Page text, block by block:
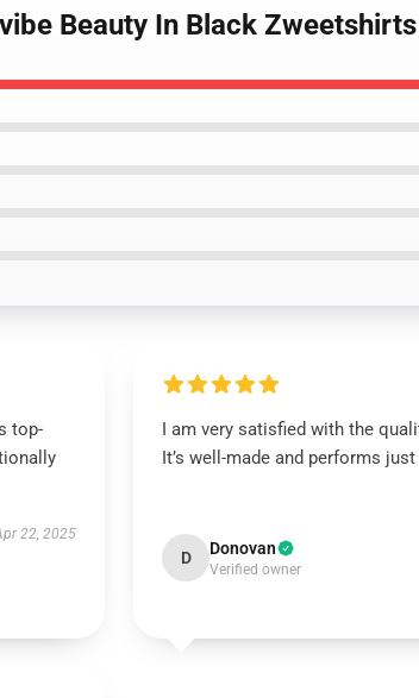
Beauty In Black Zweetshirts
top-
22, 2025
I am very satisfied with the
It’s well-made and performs
D Donovan
Verified owner